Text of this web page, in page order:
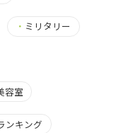
・ ミリタリー
容室
ンキング